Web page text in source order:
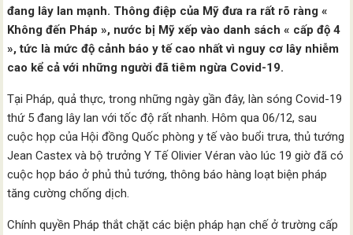
đang lây lan mạnh. Thông điệp của Mỹ đưa ra rất rõ ràng «
Không đến Pháp », nước bị Mỹ xếp vào danh sách « cấp độ 4
», tức là mức độ cảnh báo y tế cao nhất vì nguy cơ lây nhiễm
cao kể cả với những người đã tiêm ngừa Covid-19.
Tại Pháp, quả thực, trong những ngày gần đây, làn sóng Covid-19
thứ 5 đang lây lan với tốc độ rất nhanh. Hôm qua 06/12, sau
cuộc họp của Hội đồng Quốc phòng y tế vào buổi trưa, thủ tướng
Jean Castex và bộ trưởng Y Tế Olivier Véran vào lúc 19 giờ đã có
cuộc họp báo ở phủ thủ tướng, thông báo hàng loạt biện pháp
tăng cường chống dịch.
Chính quyền Pháp thắt chặt các biện pháp hạn chế ở trường cấp